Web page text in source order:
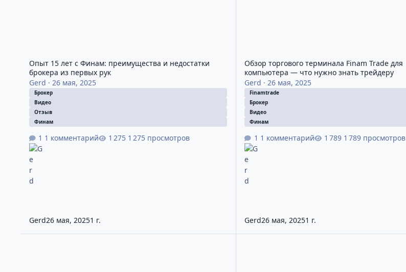
Опыт 15 лет с Финам: преимущества и недостатки
брокера из первых рук
Gerd · 26 мая, 2025
Брокер
Видео
Отзыв
Финам
1 комментарий 1 275 просмотров
Gerd26 мая, 20251 г.
Обзор торгового терминала Finam Trade для
компьютера — что нужно знать трейдеру
Gerd ·26 мая, 2025
Finamtrade
Брокер
Видео
Финам
1 комментарий 1 789 просмотров
Gerd26 мая, 20251 г.